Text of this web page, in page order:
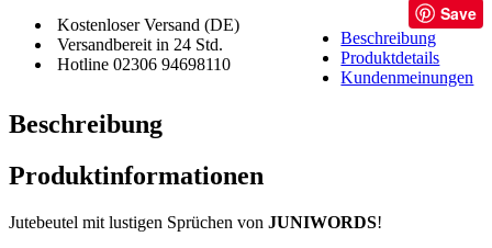
Kostenloser Versand (DE)
Versandbereit in 24 Std.
Hotline 02306 94698110
Save
Beschreibung
Produktdetails
Kundenmeinungen
Beschreibung
Produktinformationen
Jutebeutel mit lustigen Sprüchen von JUNIWORDS!